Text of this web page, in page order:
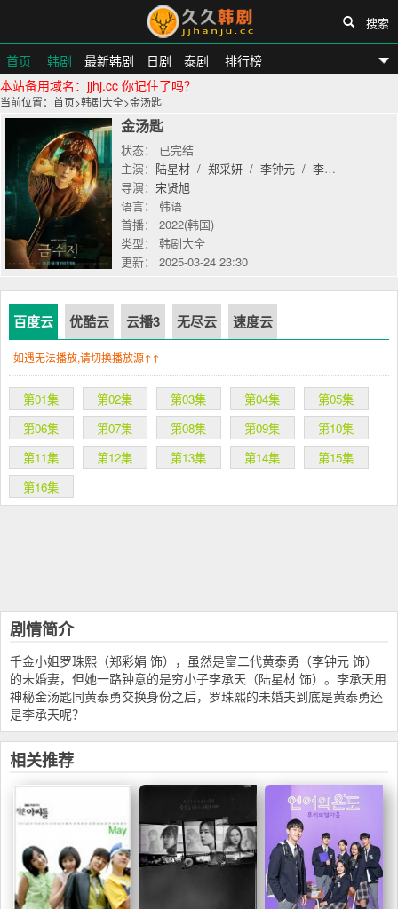
久久韩剧网
首页 韩剧 最新韩剧 日剧 泰剧 排行榜
搜索
本站备用域名：jjhj.cc 你记住了吗？
当前位置： 首页>韩剧大全>金汤匙
金汤匙
状态： 已完结
主演： 陆星材 / 郑采妍 / 李钟元 / 李多斌
导演： 宋贤旭
语言： 韩语
首播： 2022(韩国)
类型： 韩剧大全
更新： 2025-03-24 23:30
百度云 优酷云 云播3 无尽云 速度云
如遇无法播放,请切换播放源↑↑
第01集 第02集 第03集 第04集
第05集
第06集
第07集 第08集 第09集
第10集
第11集
第12集 第13集 第14集
第15集
第16集
剧情简介
千金小姐罗珠熙（郑彩娟 饰），虽然是富二代黄泰勇（李钟元 饰）
的未婚妻，但她一路钟意的是穷小子李承天（陆星材 饰）。李承天用
神秘金汤匙同黄泰勇交换身份之后，罗珠熙的未婚夫到底是黄泰勇还
是李承天呢？
相关推荐